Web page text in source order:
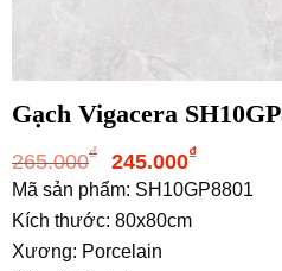
Gạch Vigacera
265.000₫
Giá
gốc
là:
265.000₫.
245.000₫Giá
hiện
Mã sản phẩm: SH10GP8801
Kích thước: 80x80cm
Xương: Porcelain